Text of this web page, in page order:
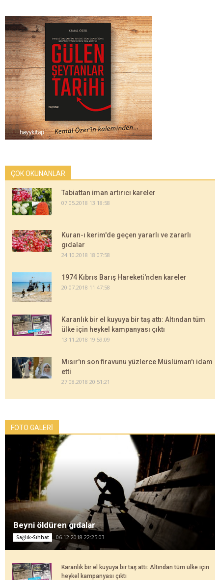
ÇOK OKUNANLAR
Tabiattan iman artırıcı kareler
07.05.2018 13:18:58
Kuran-ı kerim'de geçen yararlı ve zararlı
gıdalar
24.10.2018 18:07:58
1974 Kıbrıs Barış Hareketi'nden kareler
20.07.2018 11:47:58
Karanlık bir el kuyuya bir taş attı: Altından tüm
ülke için heykel kampanyası çıktı
13.11.2018 19:59:09
Mısır'ın son firavunu yüzlerce Müslüman'ı idam
etti
27.08.2018 20:51:21
FOTO GALERİ
Beyni öldüren gıdalar
Sağlık-Sıhhat 06.12.2018 22:25:03
Karanlık bir el kuyuya bir taş attı: Altından tüm ülke için
heykel kampanyası çıktı